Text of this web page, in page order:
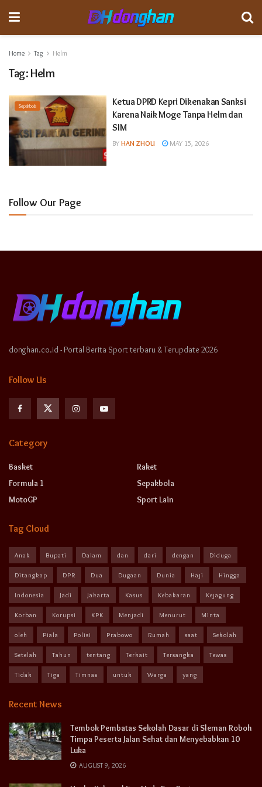
Home Tag Helm
Tag: Helm
Sepakbola
Ketua DPRD Kepri Dikenakan Sanksi
Karena Naik Moge Tanpa Helm dan
SIM
BY HAN ZHOU MAY 15, 2026
Follow Our Page
donghan.co.id - Portal Berita Sport terbaru & Terupdate 2026
Follow Us
Category
Basket
Formula 1
MotoGP
Raket
Sepakbola
Sport Lain
Tag Cloud
Anak Bupati Dalam dan dari dengan Diduga
Ditangkap DPR Dua Dugaan Dunia Haji Hingga
Indonesia Jadi Jakarta Kasus Kebakaran Kejagung
Korban Korupsi KPK Menjadi Menurut Minta
oleh Piala Polisi Prabowo Rumah saat Sekolah
Setelah Tahun tentang Terkait Tersangka Tewas
Tidak Tiga Timnas untuk Warga yang
Recent News
Tembok Pembatas Sekolah Dasar di Sleman Roboh
Timpa Peserta Jalan Sehat dan Menyebabkan 10
Luka
AUGUST 9, 2026